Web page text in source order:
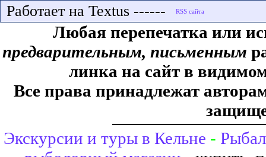
Работает на Textus ------
Любая перепечатка или
предварительным, письменным
линка на сайт в
Все права принадлежат
Экскурсии и туры в Кельне -